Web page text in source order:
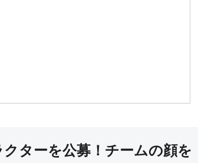
ターを公募！チームの顔を